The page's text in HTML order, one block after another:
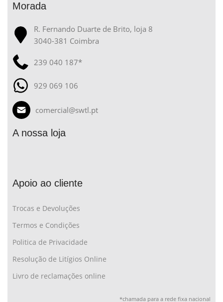
Morada
R. Fernando Duarte de Brito, loja 8
3040-381 Coimbra
239 040 187*
929 069 106
comercial@swtl.pt
A nossa loja
Apoio ao cliente
Trocas e Devoluções
Termos e Condições
Politica de Privacidade
Resolução de Litígios Online
Livro de reclamações online
*chamada para a rede fixa nacional